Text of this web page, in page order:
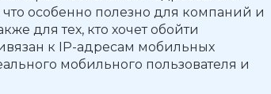
что особенно полезно для компаний и
для тех, кто хочет обойти
к IP-адресам мобильных
мобильного пользователя и